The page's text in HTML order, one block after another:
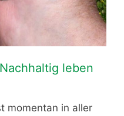
leben
momentan in aller